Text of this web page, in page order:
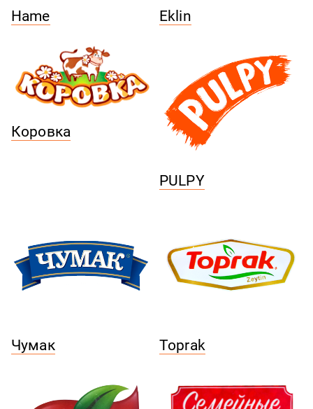
Hame Eklin
Коровка
PULPY
Чумак Toprak